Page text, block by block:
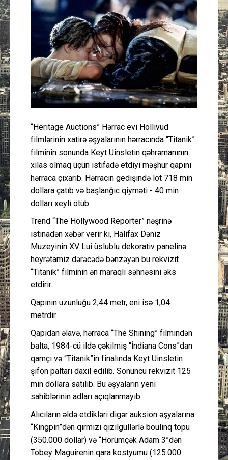
Mədəniyyət
Müsahibə
İdman
Layihə
Gündəm
Cəmiyyət
Peşə etikası
“Heritage Auctions” Hərrac evi Hollivud
filmlərinin xatirə əşyalarının hərracında “Titanik”
filminin sonunda Keyt Uinsletin qəhrəmanının
xilas olmaq üçün istifadə etdiyi məşhur qapını
hərraca çıxarıb. Hərracın gedişində lot 718 min
dollara çatıb və başlanğıc qiyməti - 40 min
dolları xeyli ötüb.
Trend “The Hollywood Reporter” nəşrinə
istinadən xəbər verir ki, Halifax Dəniz
Muzeyinin XV Lui üslublu dekorativ panelinə
heyrətamiz dərəcədə bənzəyən bu rekvizit
“Titanik” filminin ən maraqlı səhnəsini əks
etdirir.
Qapının uzunluğu 2,44 metr, eni isə 1,04
metrdir.
Qapıdan əlavə, hərraca “The Shining” filmindən
balta, 1984-cü ildə çəkilmiş “İndiana Cons”dan
qamçı və “Titanik”in finalında Keyt Uinsletin
şifon paltarı daxil edilib. Sonuncu rekvizit 125
min dollara satılıb. Bu əşyaların yeni
sahiblərinin adları açıqlanmayıb.
Alıcıların əldə etdikləri digər auksion əşyalarına
“Kingpin”dən qırmızı qızılgüllərlə boulinq topu
(350.000 dollar) və “Hörümçək Adam 3”dən
Tobey Maguirenin qara kostyumu (125.000